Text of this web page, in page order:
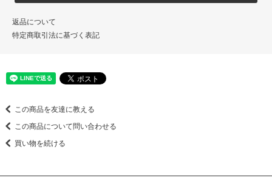
返品について
特定商取引法に基づく表記
この商品を友達に教える
この商品について問い合わせる
買い物を続ける